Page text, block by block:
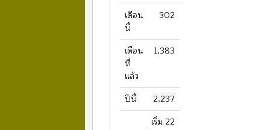
เดือน
นี้
302
เดือน
ที่
แล้ว
1,383
ปีนี้
2,237
เริ่ม 22